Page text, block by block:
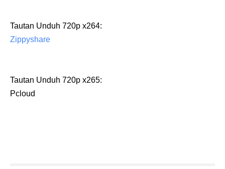
Tautan Unduh 720p x264:
Zippyshare
Tautan Unduh 720p x265:
Pcloud